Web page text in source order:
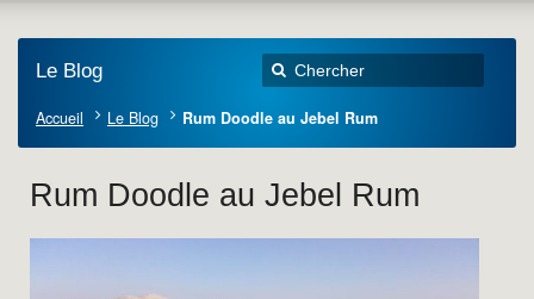
Le Blog
Accueil Le Blog Rum Doodle au Jebel Rum
Rum Doodle au Jebel Rum